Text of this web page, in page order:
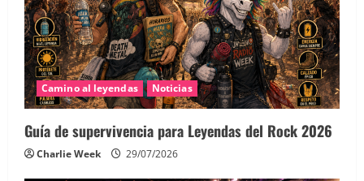
Camino al leyendas Noticias
Guía de supervivencia para Leyendas del Rock 2026
Charlie Week 29/07/2026